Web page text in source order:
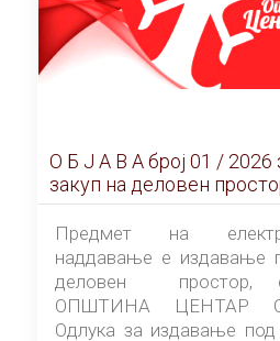
О Б Ј А В А брoj 01 / 2026
закуп на деловен
ЕЛЕКТРОНСКО ЈАВНО
Предмет на
наддавање е издавање
деловен простор,
ОПШТИНА ЦЕНТАР
Одлука за издавање под